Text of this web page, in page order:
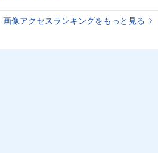
画像アクセスランキングをもっと見る